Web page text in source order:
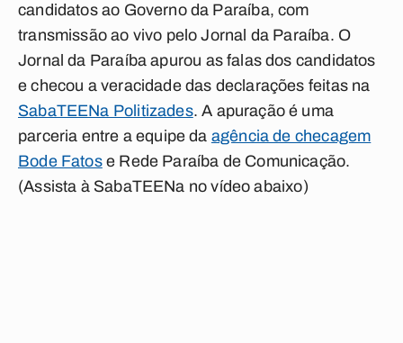
candidatos ao Governo da Paraíba, com
transmissão ao vivo pelo Jornal da Paraíba. O
Jornal da Paraíba apurou as falas dos candidatos
e checou a veracidade das declarações feitas na
SabaTEENa Politizades. A apuração é uma
parceria entre a equipe da agência de checagem
Bode Fatose Rede Paraíba de Comunicação.
(Assista à SabaTEENa no vídeo abaixo)